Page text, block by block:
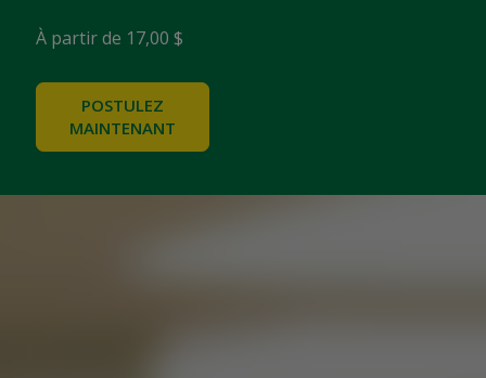
À partir de 17,00 $
POSTULEZ
MAINTENANT